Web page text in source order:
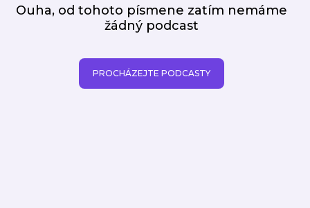
Ouha, od tohoto písmene zatím nemáme
žádný podcast
PROCHÁZEJTE PODCASTY